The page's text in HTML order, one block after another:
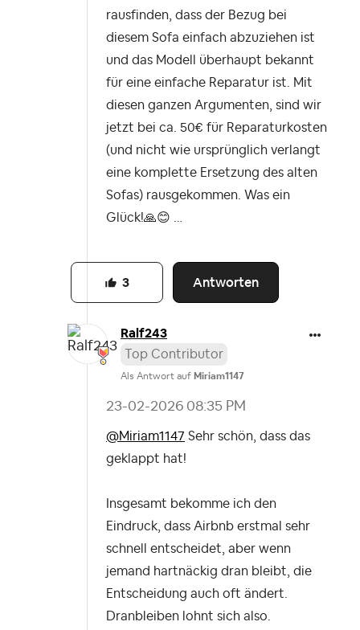
rausfinden, dass der Bezug bei
diesem Sofa einfach abzuziehen ist
und das Modell überhaupt bekannt
für eine einfache Reparatur ist. Mit
diesen ganzen Argumenten, sind wir
jetzt bei ca. 50€ für Reparaturkosten
(und nicht wie ursprünglich verlangt
eine komplette Ersetzung des alten
Sofas) rausgekommen. Was ein
Glück!🙏😊
Antworten
3
Ralf243
Top Contributor
Als Antwort auf Miriam1147
‎23-02-2026 08:35 PM
@Miriam1147 Sehr schön, dass das
geklappt hat!
Insgesamt bekomme ich den
Eindruck, dass Airbnb erstmal sehr
schnell entscheidet, aber wenn
jemand hartnäckig dran bleibt, die
Entscheidung auch oft ändert.
Dranbleiben lohnt sich also.